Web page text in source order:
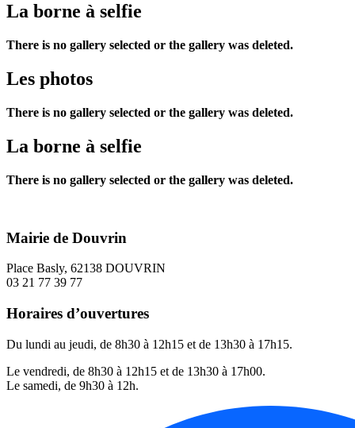
La borne à selfie
There is no gallery selected or the gallery was deleted.
Les photos
There is no gallery selected or the gallery was deleted.
La borne à selfie
There is no gallery selected or the gallery was deleted.
Mairie de Douvrin
Place Basly, 62138 DOUVRIN
03 21 77 39 77
Horaires d’ouvertures
Du lundi au jeudi, de 8h30 à 12h15 et de 13h30 à 17h15.
Le vendredi, de 8h30 à 12h15 et de 13h30 à 17h00.
Le samedi, de 9h30 à 12h.